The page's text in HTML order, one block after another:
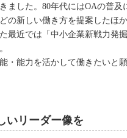
ました。80年代にはOAの普
の新しい働き方を提案したほ
最近では「中小企業新戦力発
・能力を活かして働きたいと
いリーダー像を